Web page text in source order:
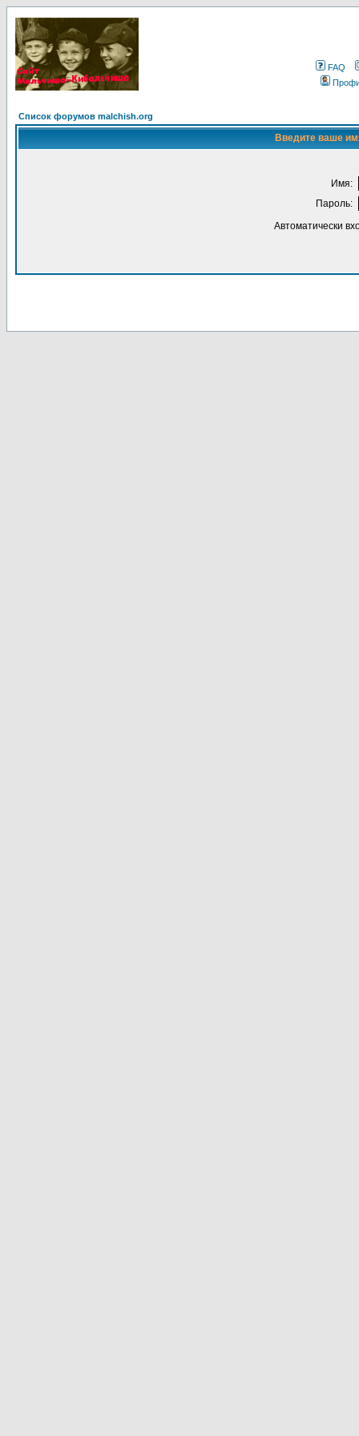
FAQ
Список форумов malchish.org
Введите ваше
Имя:
Пароль:
Автоматически